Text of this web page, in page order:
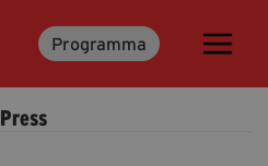
Programma
Press